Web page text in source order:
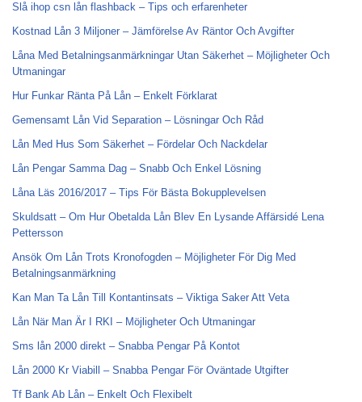
Slå ihop csn lån flashback – Tips och erfarenheter
Kostnad Lån 3 Miljoner – Jämförelse Av Räntor Och Avgifter
Låna Med Betalningsanmärkningar Utan Säkerhet – Möjligheter Och
Utmaningar
Hur Funkar Ränta På Lån – Enkelt Förklarat
Gemensamt Lån Vid Separation – Lösningar Och Råd
Lån Med Hus Som Säkerhet – Fördelar Och Nackdelar
Lån Pengar Samma Dag – Snabb Och Enkel Lösning
Låna Läs 2016/2017 – Tips För Bästa Bokupplevelsen
Skuldsatt – Om Hur Obetalda Lån Blev En Lysande Affärsidé Lena
Pettersson
Ansök Om Lån Trots Kronofogden – Möjligheter För Dig Med
Betalningsanmärkning
Kan Man Ta Lån Till Kontantinsats – Viktiga Saker Att Veta
Lån När Man Är I RKI – Möjligheter Och Utmaningar
Sms lån 2000 direkt – Snabba Pengar På Kontot
Lån 2000 Kr Viabill – Snabba Pengar För Oväntade Utgifter
Tf Bank Ab Lån – Enkelt Och Flexibelt